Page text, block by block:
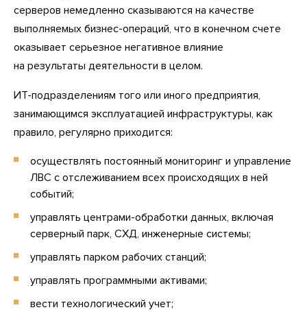
серверов немедленно сказываются на качестве
выполняемых бизнес-операций, что в конечном счете
оказывает серьезное негативное влияние
на результаты деятельности в целом.
ИТ-подразделениям того или иного предприятия,
занимающимся эксплуатацией инфраструктуры, как
правило, регулярно приходится:
осуществлять постоянный мониторинг и управление
ЛВС с отслеживанием всех происходящих в ней
событий;
управлять центрами-обработки данных, включая
серверный парк, СХД, инженерные системы;
управлять парком рабочих станций;
управлять программными активами;
вести технологический учет;